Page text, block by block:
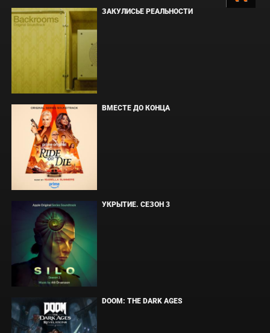
ЗАКУЛИСЬЕ РЕАЛЬНОСТИ
ВМЕСТЕ ДО КОНЦА
УКРЫТИЕ. СЕЗОН 3
DOOM: THE DARK AGES